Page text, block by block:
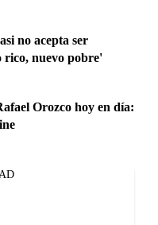
no acepta ser
rico, nuevo pobre'
Orozco hoy en día: